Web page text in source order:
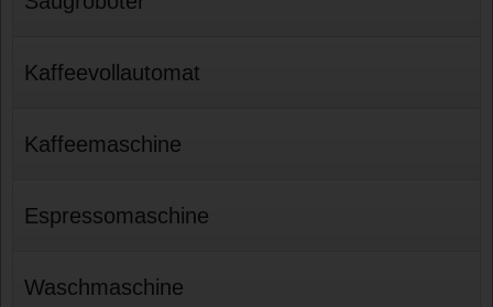
Kaffeevollautomat
Kaffeemaschine
Espressomaschine
Waschmaschine